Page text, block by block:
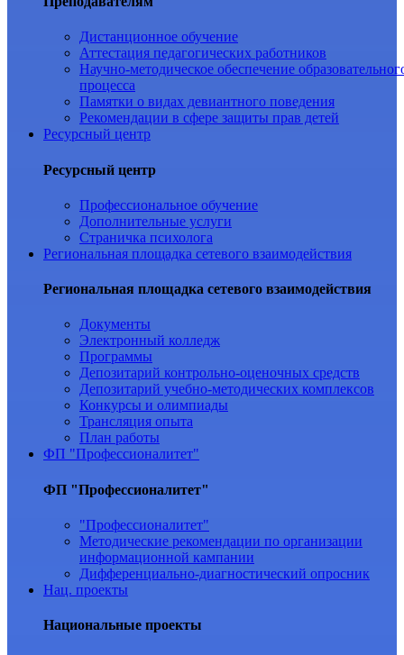
Дистанционное обучение
Аттестация педагогических работников
Научно-методическое обеспечение
процесса
Памятки о видах девиантного поведения
Рекомендации в сфере защиты прав детей
Ресурсный центр
Ресурсный центр
Профессиональное обучение
Дополнительные услуги
Страничка психолога
Региональная площадка сетевого взаимодействия
Региональная площадка сетевого взаимодействия
Документы
Электронный колледж
Программы
Депозитарий контрольно-оценочных средств
Депозитарий учебно-методических комплексов
Конкурсы и олимпиады
Трансляция опыта
План работы
ФП "Профессионалитет"
ФП "Профессионалитет"
"Профессионалитет"
Методические рекомендации по организации
информационной кампании
Дифференциально-диагностический опросник
Нац. проекты
Национальные проекты